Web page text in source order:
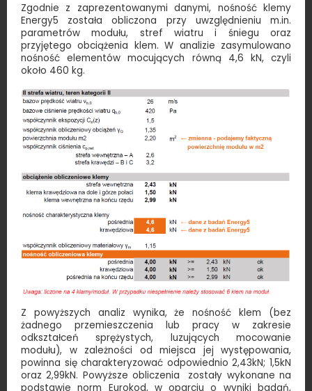
Zgodnie z zaprezentowanymi danymi, nośność klemy
Energy5 została obliczona przy uwzględnieniu m.in.
parametrów modułu, stref wiatru i śniegu oraz
przyjętego obciążenia klem. W analizie zasymulowano
nośność elementów mocujących równą 4,6 kN, czyli
około 460 kg.
Z powyższych analiz wynika, że nośność klem (bez
żadnego przemieszczenia lub pracy w zakresie
odkształceń sprężystych, luzujących mocowanie
modułu), w zależności od miejsca jej występowania,
powinna się charakteryzować odpowiednio 2,43kN; 1,5kN
oraz 2,99kN. Powyższe obliczenia zostały wykonane na
podstawie norm Eurokod, w oparciu o wyniki badań,